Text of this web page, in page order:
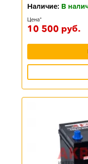
Наличие: В
Цена*
10 500 руб.